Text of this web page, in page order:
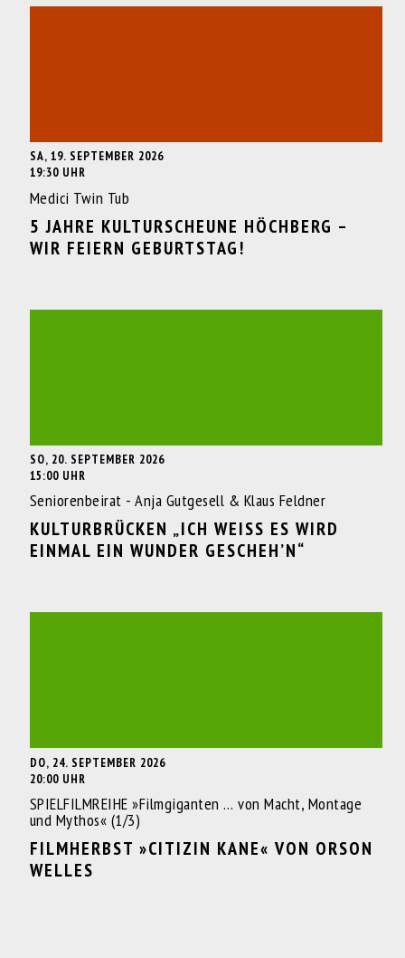
SA, 19. SEPTEMBER 2026
19:30 UHR
Medici Twin Tub
5 JAHRE KULTURSCHEUNE HÖCHBERG –
WIR FEIERN GEBURTSTAG!
SO, 20. SEPTEMBER 2026
15:00 UHR
Seniorenbeirat - Anja Gutgesell & Klaus Feldner
KULTURBRÜCKEN „ICH WEISS ES WIRD E
INMAL EIN WUNDER GESCHEH’N“
DO, 24. SEPTEMBER 2026
20:00 UHR
SPIELFILMREIHE »Filmgiganten … von Macht, Montage
und Mythos« (1/3)
FILMHERBST »CITIZIN KANE« VON ORSON
WELLES